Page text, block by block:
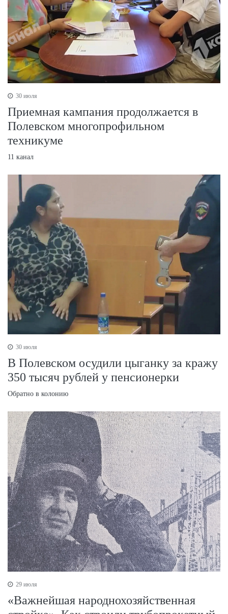
30 июля
Приемная кампания продолжается в
Полевском многопрофильном
техникуме
11 канал
30 июля
В Полевском осудили цыганку за кражу
350 тысяч рублей у пенсионерки
Обратно в колонию
29 июля
«Важнейшая народнохозяйственная